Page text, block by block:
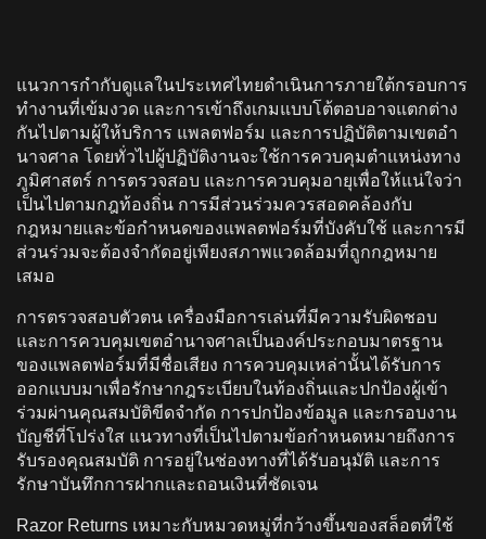
แนวการกํากับดูแลในประเทศไทยดําเนินการภายใต้กรอบการ
ทํางานที่เข้มงวด และการเข้าถึงเกมแบบโต้ตอบอาจแตกต่าง
กันไปตามผู้ให้บริการ แพลตฟอร์ม และการปฏิบัติตามเขตอํา
นาจศาล โดยทั่วไปผู้ปฏิบัติงานจะใช้การควบคุมตําแหน่งทาง
ภูมิศาสตร์ การตรวจสอบ และการควบคุมอายุเพื่อให้แน่ใจว่า
เป็นไปตามกฎท้องถิ่น การมีส่วนร่วมควรสอดคล้องกับ
กฎหมายและข้อกําหนดของแพลตฟอร์มที่บังคับใช้ และการมี
ส่วนร่วมจะต้องจํากัดอยู่เพียงสภาพแวดล้อมที่ถูกกฎหมาย
เสมอ
การตรวจสอบตัวตน เครื่องมือการเล่นที่มีความรับผิดชอบ
และการควบคุมเขตอํานาจศาลเป็นองค์ประกอบมาตรฐาน
ของแพลตฟอร์มที่มีชื่อเสียง การควบคุมเหล่านั้นได้รับการ
ออกแบบมาเพื่อรักษากฎระเบียบในท้องถิ่นและปกป้องผู้เข้า
ร่วมผ่านคุณสมบัติขีดจํากัด การปกป้องข้อมูล และกรอบงาน
บัญชีที่โปร่งใส แนวทางที่เป็นไปตามข้อกําหนดหมายถึงการ
รับรองคุณสมบัติ การอยู่ในช่องทางที่ได้รับอนุมัติ และการ
รักษาบันทึกการฝากและถอนเงินที่ชัดเจน
Razor Returns เหมาะกับหมวดหมู่ที่กว้างขึ้นของสล็อตที่ใช้